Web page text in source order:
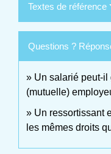
Textes de référence
Questions ?
Un salarié peut-il
(mutuelle)
Un ressortissant
les mêmes droits